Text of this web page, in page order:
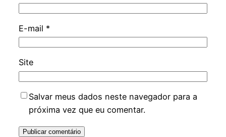
E-mail *
Site
Salvar meus dados neste navegador para a
próxima vez que eu comentar.